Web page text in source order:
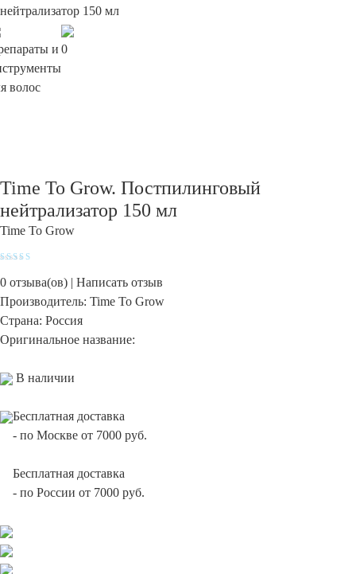
нейтрализатор 150 мл
и
волос
0
Time To Grow. Постпилинговый
нейтрализатор 150 мл
Time To Grow
5
0 отзыва(ов) | Написать отзыв
Производитель: Time To Grow
Страна: Россия
Оригинальное название:
В наличии
Бесплатная доставка
- по Москве от 7000 руб.
Бесплатная доставка
- по России от 7000 руб.